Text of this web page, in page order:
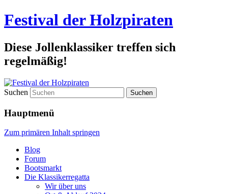
Festival der Holzpiraten
Diese Jollenklassiker treffen sich
regelmäßig!
Suchen
Hauptmenü
Zum primären Inhalt springen
Blog
Forum
Bootsmarkt
Die Klassikerregatta
Wir über uns